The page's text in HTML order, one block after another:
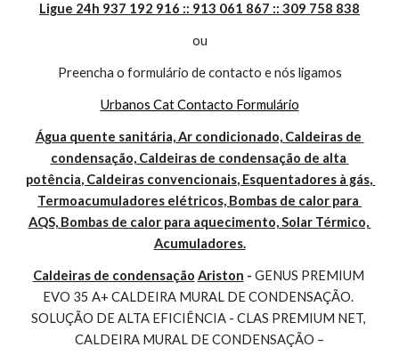
Ligue 24h 937 192 916 :: 913 061 867 :: 309 758 838
ou
Preencha o formulário de contacto e nós ligamos
Urbanos Cat Contacto Formulário
Água quente sanitária, Ar condicionado, Caldeiras de
condensação, Caldeiras de condensação de alta
potência, Caldeiras convencionais, Esquentadores à gás,
Termoacumuladores elétricos, Bombas de calor para
AQS, Bombas de calor para aquecimento, Solar Térmico,
Acumuladores.
Caldeiras de condensação Ariston - GENUS PREMIUM
EVO 35 A+ CALDEIRA MURAL DE CONDENSAÇÃO.
SOLUÇÃO DE ALTA EFICIÊNCIA - CLAS PREMIUM NET,
CALDEIRA MURAL DE CONDENSAÇÃO –